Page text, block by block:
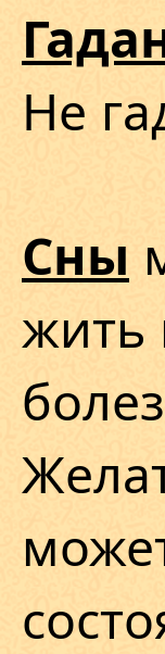
Не
Сны
жить